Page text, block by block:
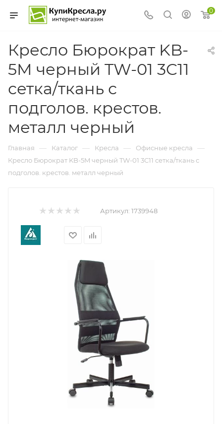
0
Кресло Бюрократ KB-
5M черный TW-01 3C11
сетка/ткань с
подголов. крестов.
металл черный
Главная — Каталог — Кресла — Офисные кресла —
Кресло Бюрократ KB-5M черный TW-01 3C11 сетка/ткань с
подголов. крестов. металл черный
Артикул: 1739948